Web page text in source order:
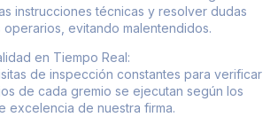
instrucciones técnicas y resolver dudas
evitando malentendidos.
en Tiempo Real:
de inspección constantes para verificar
de cada gremio se ejecutan según los
excelencia de nuestra firma.